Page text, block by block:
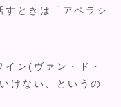
ときは「アペラシ
ン(ヴァン・ド・
けない、というの